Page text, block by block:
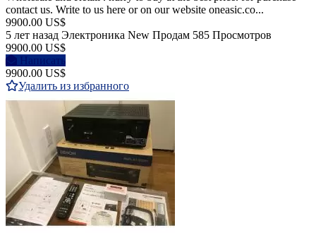
contact us. Write to us here or on our website oneasic.co...
9900.00 US$
5 лет назад Электроника New Продам 585 Просмотров
9900.00 US$
Написать
9900.00 US$
Удалить из избранного